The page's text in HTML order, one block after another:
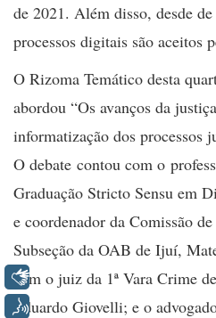
de 2021. Além disso, desde
processos digitais são aceitos
O Rizoma Temático desta
abordou “Os avanços da
informatização dos processos
O debate contou com o
Graduação Stricto Sensu em
e coordenador da Comissão
Subseção da OAB de Ijuí,
com o juiz da 1ª Vara Crime
Eduardo Giovelli; e o
Libras
Voz